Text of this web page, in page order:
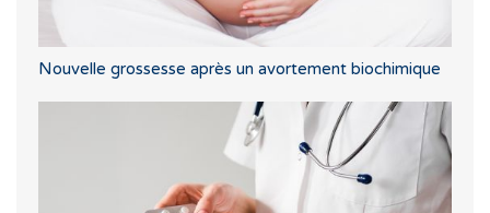
Nouvelle grossesse après un avortement biochimique